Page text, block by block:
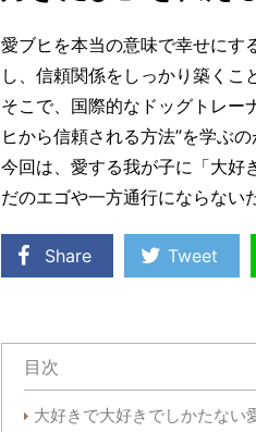
愛ブヒを本当の意味で幸せにす
し、信頼関係をしっかり築くこ
そこで、国際的なドッグトレー
ヒから信頼される方法”を学ぶの
今回は、愛する我が子に「大好
だのエゴや一方通行にならない
Share Tweet
目次
大好きで大好きでしかたない